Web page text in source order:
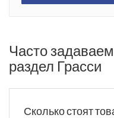
Часто
раздел Грасси
Сколько стоят